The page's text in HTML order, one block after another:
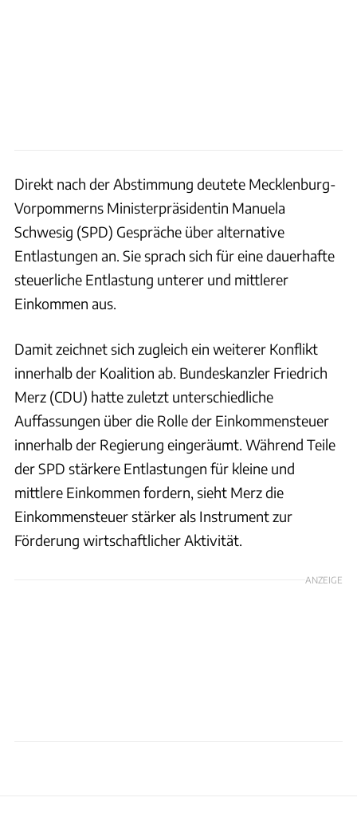
Direkt nach der Abstimmung deutete Mecklenburg-
Vorpommerns Ministerpräsidentin Manuela
Schwesig (SPD) Gespräche über alternative
Entlastungen an. Sie sprach sich für eine dauerhafte
steuerliche Entlastung unterer und mittlerer
Einkommen aus.
Damit zeichnet sich zugleich ein weiterer Konflikt
innerhalb der Koalition ab. Bundeskanzler Friedrich
Merz (CDU) hatte zuletzt unterschiedliche
Auffassungen über die Rolle der Einkommensteuer
innerhalb der Regierung eingeräumt. Während Teile
der SPD stärkere Entlastungen für kleine und
mittlere Einkommen fordern, sieht Merz die
Einkommensteuer stärker als Instrument zur
Förderung wirtschaftlicher Aktivität.
ANZEIGE